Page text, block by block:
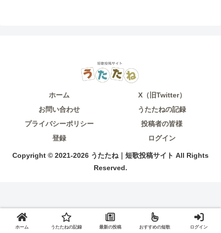
ホーム
X（旧Twitter）
お問い合わせ
うたたねの記録
プライバシーポリシー
投稿者の皆様
登録
ログイン
Copyright © 2021-2026 うたたね｜短歌投稿サイト All Rights
Reserved.
ホーム うたたねの記録 最新の投稿 おすすめの短歌 ログイン